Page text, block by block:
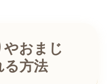
おまじ
る方法